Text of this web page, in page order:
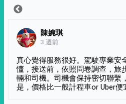
陳婉琪
3 週前
真心覺得服務很好。駕駛專業安
懂，接送前，依照問卷調查，旅
輛和司機。司機會保持密切聯繫
是，價格比一般計程車or Uber